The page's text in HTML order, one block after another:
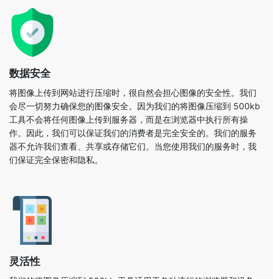
数据安全
将图像上传到网站进行压缩时，很自然会担心图像的安全性。我们
会尽一切努力确保您的图像安全。因为我们的将图像压缩到 500kb
工具不会将任何图像上传到服务器，而是在浏览器中执行所有操
器不允许我们查看、共享或存储它们。当您使用我们的服务时，我
们保证完全保密和隐私。
灵活性
这是基于浏览器的，独立于您的操作系统运行。因此，您将可以轻
松访问此工具。当您使用将图像压缩到 500kb 工具时，它会自动调